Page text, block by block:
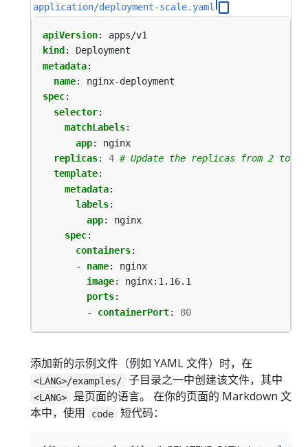
application/deployment-scale.yaml
apiVersion:
apps/v1
kind :
Deployment
metadata:
name:
nginx-deployment
spec:
selector:
matchLabels:
app:
nginx
replicas: 4 # Update the replicas from 2 to 4
template:
metadata:
labels:
app:
nginx
spec:
containers:
- name:
nginx
image:
nginx:1.16.1
ports:
- containerPort: 80
添加新的示例文件（例如 YAML 文件）时，在
<LANG>/examples/ 子目录之一中创建该文件，其中
<LANG>
是页面的语言。 在你的页面的 Markdown 文
本中，使用
code 短代码：